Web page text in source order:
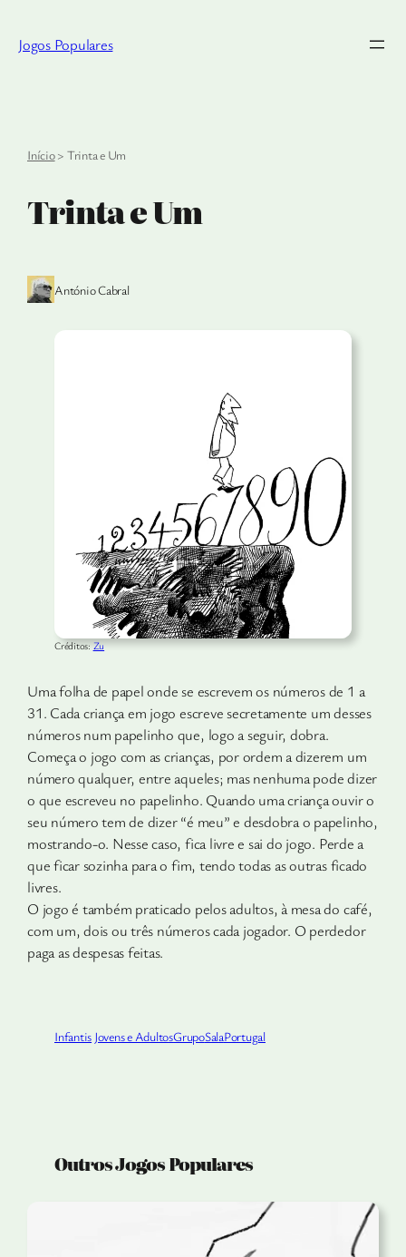
Jogos Populares
Início> Trinta e Um
Trinta e Um
António Cabral
Créditos:Zu
Uma folha de papel onde se escrevem os números de 1 a
31. Cada criança em jogo escreve secretamente um desses
números num pape­linho que, logo a seguir, dobra.
Começa o jogo com as crianças, por ordem a dizerem um
número qualquer, entre aqueles; mas nenhuma pode dizer
o que escreveu no papelinho. Quando uma criança ouvir o
seu número tem de dizer “é meu” e desdobra o papelinho,
mos­trando-o. Nesse caso, fica livre e sai do jogo. Perde a
que ficar sozi­nha para o fim, tendo todas as outras ficado
livres.
O jogo é também praticado pelos adultos, à mesa do café,
com um, dois ou três números cada jogador. O perdedor
paga as despe­sas feitas.
Infantis Jovens e AdultosGrupoSalaPortugal
Outros Jogos Populares